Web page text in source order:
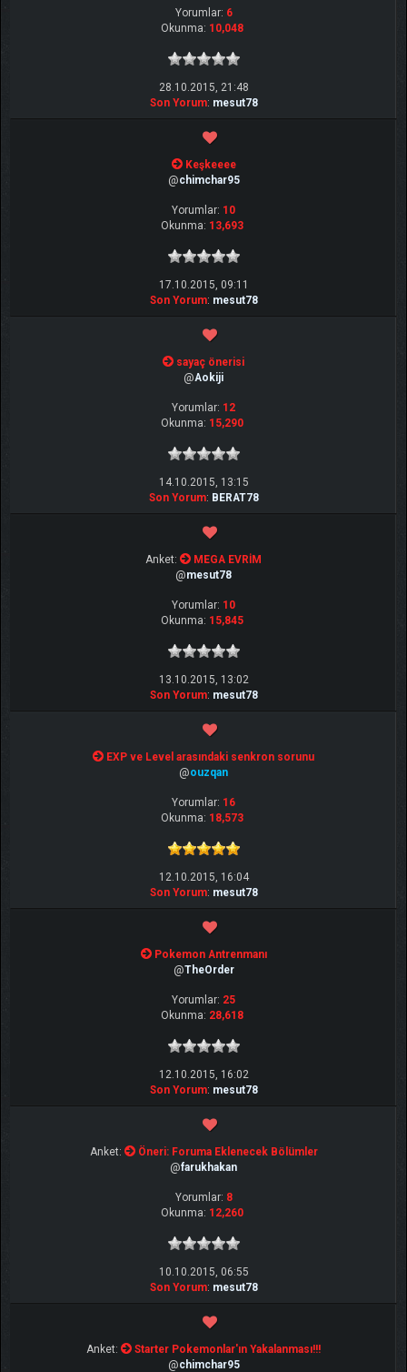
Yorumlar: 6
Okunma: 10,048
28.10.2015, 21:48
Son Yorum: mesut78
Keşkeeee
@chimchar95
Yorumlar: 10
Okunma: 13,693
17.10.2015, 09:11
Son Yorum: mesut78
sayaç önerisi
@Aokiji
Yorumlar: 12
Okunma: 15,290
14.10.2015, 13:15
Son Yorum: BERAT78
Anket:
MEGA EVRİM
@mesut78
Yorumlar: 10
Okunma: 15,845
13.10.2015, 13:02
Son Yorum: mesut78
EXP ve Level arasındaki senkron sorunu
@ouzqan
Yorumlar: 16
Okunma: 18,573
12.10.2015, 16:04
Son Yorum: mesut78
Pokemon Antrenmanı
@TheOrder
Yorumlar: 25
Okunma: 28,618
12.10.2015, 16:02
Son Yorum: mesut78
Anket:
Öneri: Foruma Eklenecek Bölümler
@farukhakan
Yorumlar: 8
Okunma: 12,260
10.10.2015, 06:55
Son Yorum: mesut78
Anket:
Starter Pokemonlar'ın Yakalanması!!!
@chimchar95